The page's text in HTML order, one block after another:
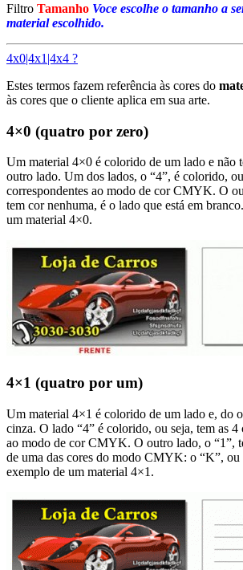
Filtro Tamanho Voce escolhe o tamanho a
material escolhido.
4x0|4x1|4x4 ?
Estes termos fazem referência às cores do
às cores que o cliente aplica em sua arte.
4×0 (quatro por zero)
Um material 4×0 é colorido de um lado e não
outro lado. Um dos lados, o “4”, é colorido,
correspondentes ao modo de cor CMYK. O
tem cor nenhuma, é o lado que está em
um material 4×0.
4×1 (quatro por um)
Um material 4×1 é colorido de um lado e, do
cinza. O lado “4” é colorido, ou seja, tem as 4
ao modo de cor CMYK. O outro lado, o “1”,
de uma das cores do modo CMYK: o “K”, ou
exemplo de um material 4×1.